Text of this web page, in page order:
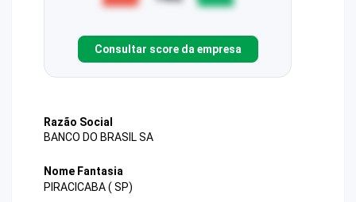
Consultar score da empresa
Razão Social
BANCO DO BRASIL SA
Nome Fantasia
PIRACICABA ( SP)